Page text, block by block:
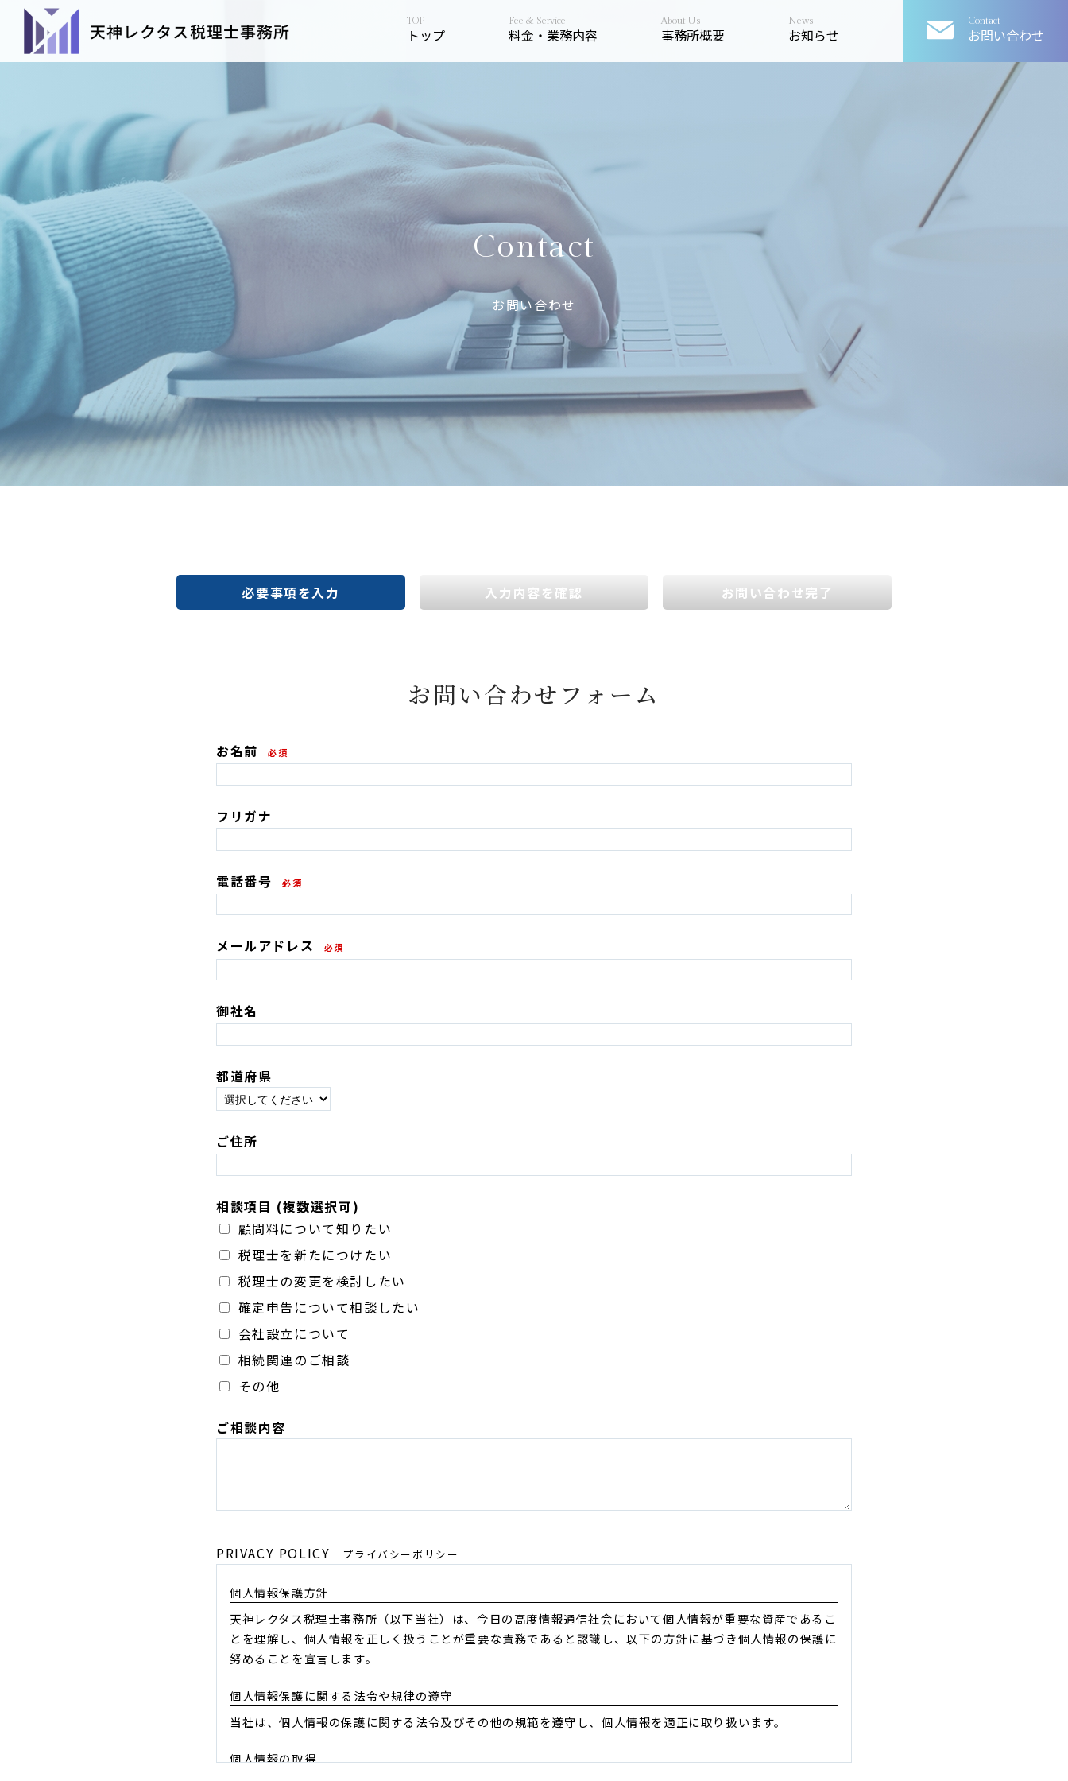
トップ 料金・業務内容 事務所概要 お知らせ お問い合わせ
Contact
必要事項を入力 入力内容を確認 お問い合わせ完了
お問い合わせフォーム
お名前 必須
フリガナ
電話番号 必須
メールアドレス 必須
御社名
都道府県
ご住所
相談項目 (複数選択可)
顧問料について知りたい
税理士を新たにつけたい
税理士の変更を検討したい
確定申告について相談したい
会社設立について
相続関連のご相談
その他
ご相談内容
PRIVACY POLICY プライバシーポリシー
個人情報保護方針
天神レクタス税理士事務所（以下当社）は、今日の高度情報通信社会において個人情報が重要な資産であるこ
とを理解し、個人情報を正しく扱うことが重要な責務であると認識し、以下の方針に基づき個人情報の保護に
努めることを宣言します。
個人情報保護に関する法令や規律の遵守
当社は、個人情報の保護に関する法令及びその他の規範を遵守し、個人情報を適正に取り扱います。
個人情報の取得